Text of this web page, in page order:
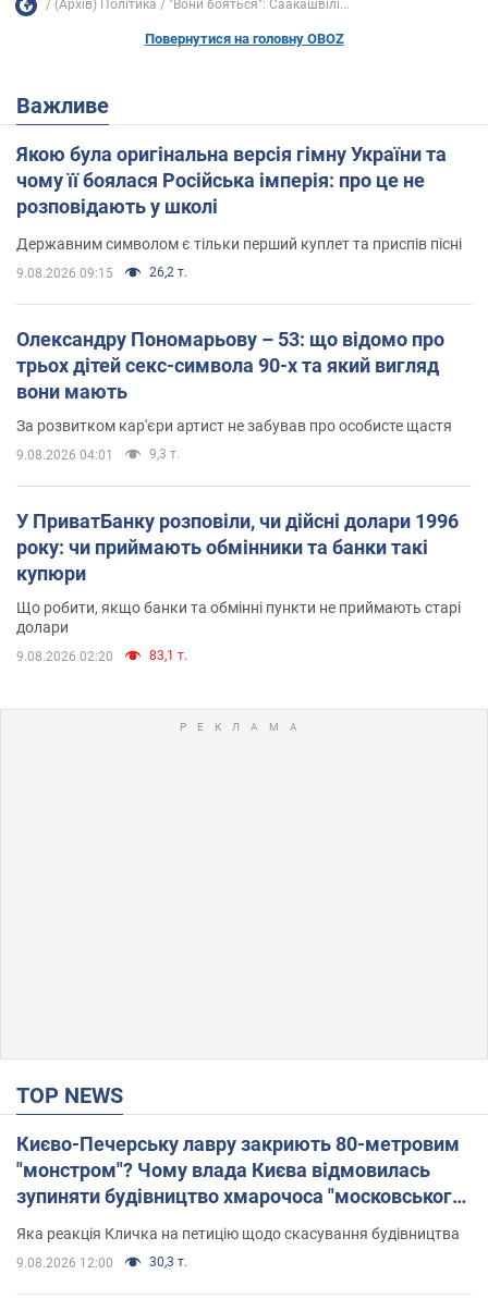
(Архів) Політика "Вони бояться": Саакашвілі...
Повернутися на головну OBOZ
Важливе
Якою була оригінальна версія гімну України та
чому її боялася Російська імперія: про це не
розповідають у школі
Державним символом є тільки перший куплет та приспів пісні
9.08.2026 09:15 26,2 т.
Олександру Пономарьову – 53: що відомо про
трьох дітей секс-символа 90-х та який вигляд
вони мають
За розвитком кар'єри артист не забував про особисте щастя
9.08.2026 04:01 9,3 т.
У ПриватБанку розповіли, чи дійсні долари 1996
року: чи приймають обмінники та банки такі
купюри
Що робити, якщо банки та обмінні пункти не приймають старі
долари
9.08.2026 02:20 83,1 т.
TOP NEWS
Києво-Печерську лавру закриють 80-метровим
"монстром"? Чому влада Києва відмовилась
зупиняти будівництво хмарочоса "московського
вірянина"
Яка реакція Кличка на петицію щодо скасування будівництва
9.08.2026 12:00 30,3 т.